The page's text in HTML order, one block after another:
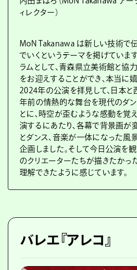
ィレクター）
MoN Takanawa は新しい技術で
でいくというテーマを掲げていま
ラムとして、青森県立美術館と協力
をお迎えすることができ、本当に嬉
2024年の公演を拝見して、日本と
年前の情熱的な舞台を現代のダ
とに、時空が歪むような感動を覚
演するにあたり、各幕で背景画が
とダンス、音楽が一体になった風
企画しました。そして今日公演を
のクリエーターたちが描きたかっ
理解できたように感じています。
バレエ『アレコ』